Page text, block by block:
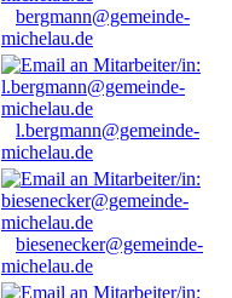
bergmann@gemeinde-
michelau.de
l.bergmann@gemeinde-
michelau.de
biesenecker@gemeinde-
michelau.de